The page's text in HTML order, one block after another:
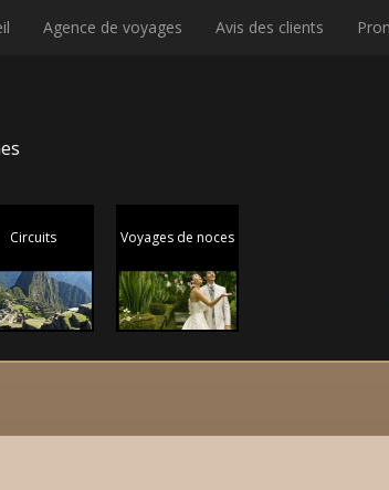
Agence de voyages Avis des clients
Circuits Voyages de noces